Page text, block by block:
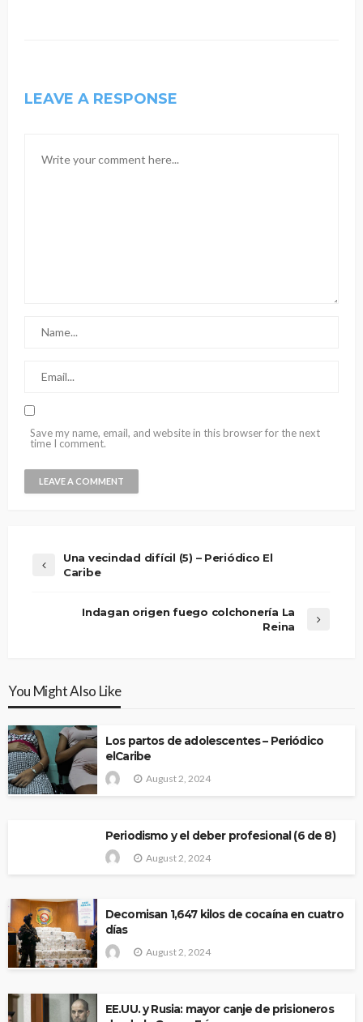
LEAVE A RESPONSE
Save my name, email, and website in this browser for the next
time I comment.
Una vecindad difícil (5) – Periódico El
Caribe
Indagan origen fuego colchonería La
Reina
You Might Also Like
Los partos de adolescentes – Periódico
elCaribe
August 2, 2024
Periodismo y el deber profesional (6 de 8)
August 2, 2024
Decomisan 1,647 kilos de cocaína en cuatro
días
August 2, 2024
EE.UU. y Rusia: mayor canje de prisioneros